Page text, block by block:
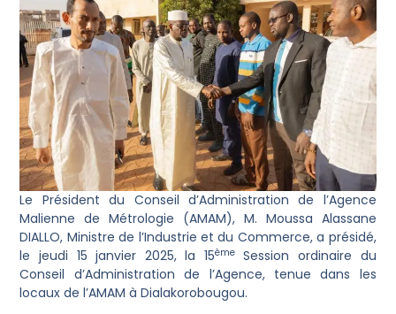
Le Président du Conseil d’Administration de l’Agence
Malienne de Métrologie (AMAM), M. Moussa Alassane
DIALLO, Ministre de l’Industrie et du Commerce, a présidé,
le jeudi 15 janvier 2025, la 15èmeSession ordinaire du
Conseil d’Administration de l’Agence, tenue dans les
locaux de l’AMAM à Dialakorobougou.